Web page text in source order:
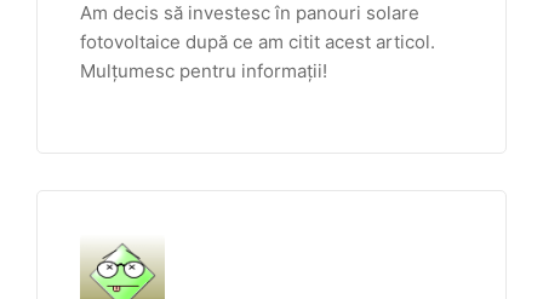
Am decis să investesc în panouri solare
fotovoltaice după ce am citit acest articol.
Mulțumesc pentru informații!